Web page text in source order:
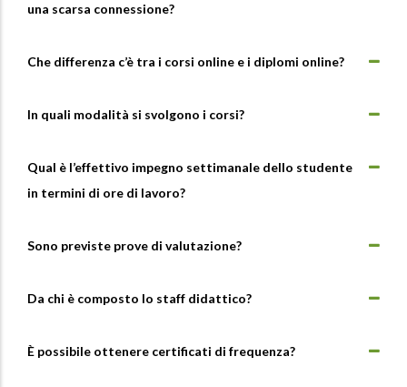
una scarsa connessione?
Che differenza c’è tra i corsi online e i diplomi online?
In quali modalità si svolgono i corsi?
Qual è l’effettivo impegno settimanale dello studente
in termini di ore di lavoro?
Sono previste prove di valutazione?
Da chi è composto lo staff didattico?
È possibile ottenere certificati di frequenza?